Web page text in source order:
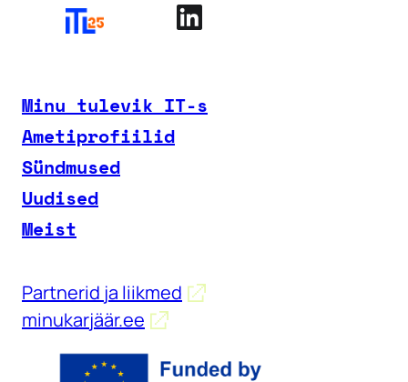
Minu tulevik IT-s
Ametiprofiilid
Sündmused
Uudised
Meist
Partnerid ja liikmed
minukarjäär.ee